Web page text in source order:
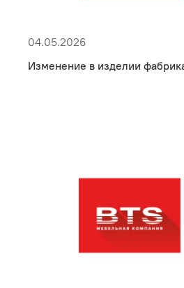
04.05.2026
Изменение в изделии